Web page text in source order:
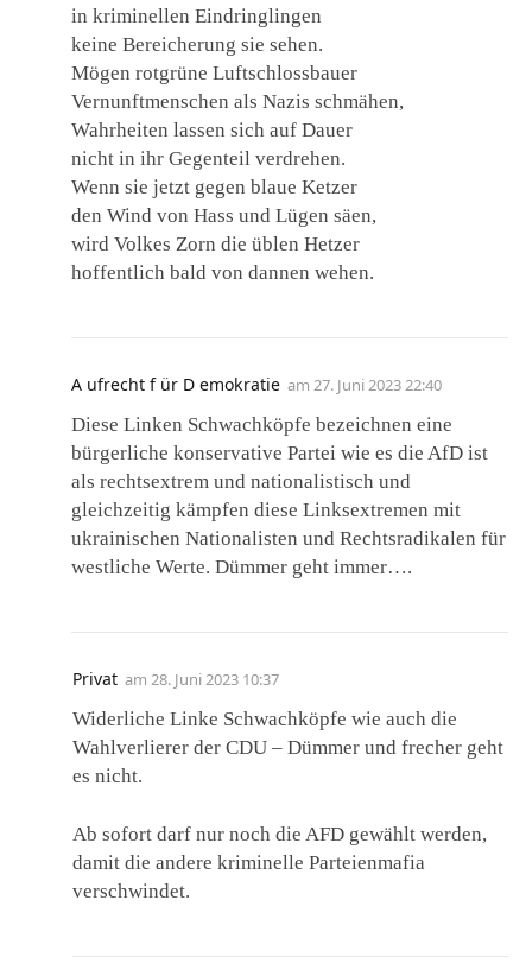
in kriminellen Eindringlingen
keine Bereicherung sie sehen.
Mögen rotgrüne Luftschlossbauer
Vernunftmenschen als Nazis schmähen,
Wahrheiten lassen sich auf Dauer
nicht in ihr Gegenteil verdrehen.
Wenn sie jetzt gegen blaue Ketzer
den Wind von Hass und Lügen säen,
wird Volkes Zorn die üblen Hetzer
hoffentlich bald von dannen wehen.
A ufrecht f ür D emokratie am 27. Juni 2023 22:40
Diese Linken Schwachköpfe bezeichnen eine
bürgerliche konservative Partei wie es die AfD ist
als rechtsextrem und nationalistisch und
gleichzeitig kämpfen diese Linksextremen mit
ukrainischen Nationalisten und Rechtsradikalen für
westliche Werte. Dümmer geht immer….
Privat am 28. Juni 2023 10:37
Widerliche Linke Schwachköpfe wie auch die
Wahlverlierer der CDU – Dümmer und frecher geht
es nicht.
Ab sofort darf nur noch die AFD gewählt werden,
damit die andere kriminelle Parteienmafia
verschwindet.